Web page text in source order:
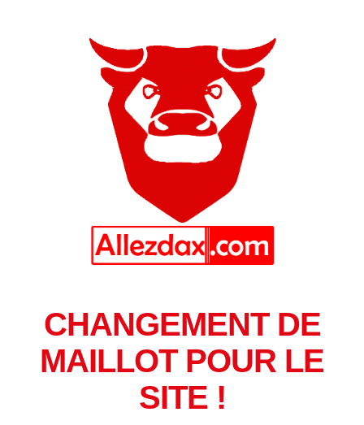
CHANGEMENT DE
MAILLOT POUR LE
SITE !